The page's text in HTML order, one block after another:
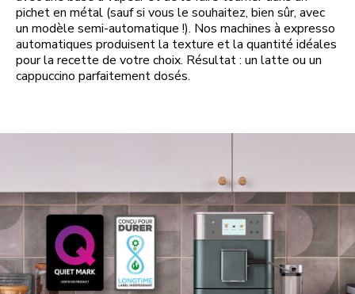
pichet en métal (sauf si vous le souhaitez, bien sûr, avec
un modèle semi-automatique !). Nos machines à expresso
automatiques produisent la texture et la quantité idéales
pour la recette de votre choix. Résultat : un latte ou un
cappuccino parfaitement dosés.